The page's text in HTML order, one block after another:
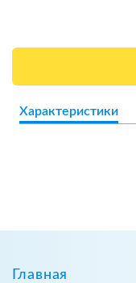
Характеристики
Главная